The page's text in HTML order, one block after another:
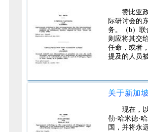
赞比亚
际研讨会的
务。（b）联
则应将其交
任命，或者
提及的人员
坏，应由政
当行为造成
现在，
勒·哈米德·
国，并将永